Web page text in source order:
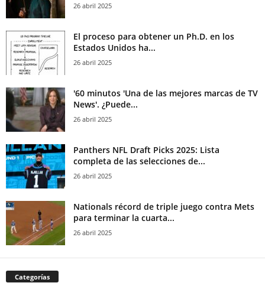
26 abril 2025
El proceso para obtener un Ph.D. en los
Estados Unidos ha...
26 abril 2025
'60 minutos 'Una de las mejores marcas de TV
News'. ¿Puede...
26 abril 2025
Panthers NFL Draft Picks 2025: Lista
completa de las selecciones de...
26 abril 2025
Nationals récord de triple juego contra Mets
para terminar la cuarta...
26 abril 2025
Categorías